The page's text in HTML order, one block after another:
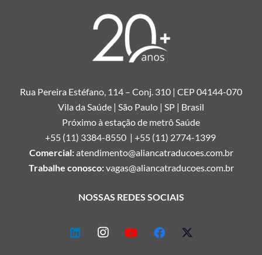
Rua Pereira Estéfano, 114 – Conj. 310 | CEP 04144-070
Vila da Saúde | São Paulo | SP | Brasil
Próximo à estação de metrô Saúde
+55 (11) 3384-8550 | +55 (11) 2774-1399
Comercial:atendimento@aliancatraducoes.com.br
Trabalhe conosco:vagas@aliancatraducoes.com.br
NOSSAS REDES SOCIAIS